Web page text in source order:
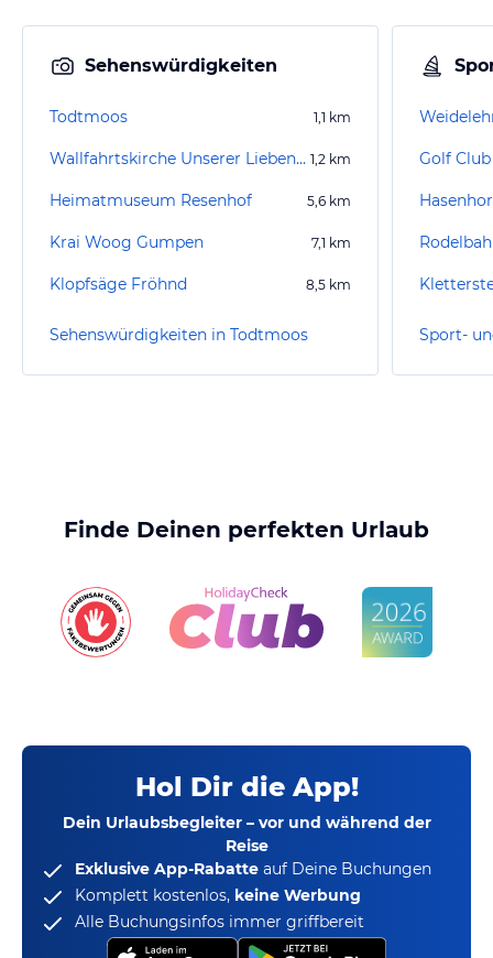
Sehenswürdigkeiten
Todtmoos 1,1 km
Wallfahrtskirche Unserer Lieben Frau 1,2 km
Heimatmuseum Resenhof 5,6 km
Krai Woog Gumpen 7,1 km
Klopfsäge Fröhnd 8,5 km
Sehenswürdigkeiten in Todtmoos
Golf Club
Finde Deinen perfekten Urlaub
Hol Dir die App!
Dein Urlaubsbegleiter – vor und während der
Reise
Exklusive App-Rabatte auf Deine Buchungen
Komplett kostenlos, keine Werbung
Alle Buchungsinfos immer griffbereit